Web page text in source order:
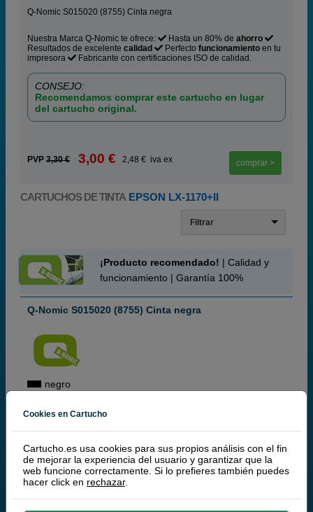
Q-Nomic S015020 (8755) Cinta negra
Nuestra Marca Q-Nomic te ofrece: Hasta un 80% de ahorro
Resultados de excelente calidad Perfecto funcionamiento en tu
impresora
Fabricante con certificaciones ISO de calidad.
CONSEJO:
Recomendamos comprar este cartucho en lugar
del cartucho original.
PVP 3,30 € 3,00 € 2,48 € iva ex comprar >
CARTUCHOS DE TINTA EPSON LX-1170+II
Filtrar
¡Producto recomendado! | Calidad y
funcionamiento | Garantía 100%
Q-Nomic S015020 (8755) Cinta negra
negro
3, €
2,48 € iva ex
RECÍBELO EN 24 HORAS
comprar >
Cookies en Cartucho
Cartucho.es usa cookies para sus propios análisis con el fin
de mejorar la experiencia del usuario y garantizar que la
web funcione correctamente. Si lo prefieres también puedes
hacer click en rechazar.